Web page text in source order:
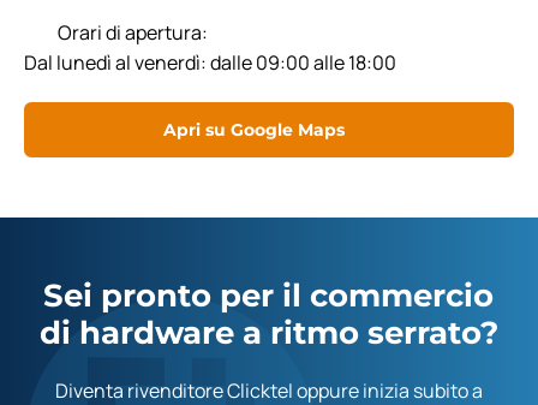
Orari di apertura:
Dal lunedì al venerdì: dalle 09:00 alle 18:00
Apri su Google Maps
Sei pronto per il commercio
di hardware a ritmo serrato?
Diventa rivenditore Clicktel oppure inizia subito a